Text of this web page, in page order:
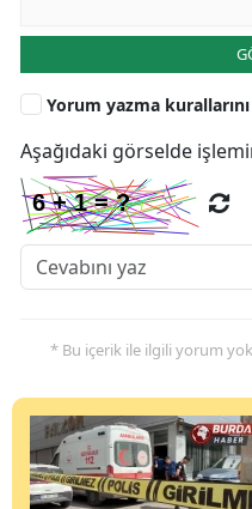
Yorum yazma kurallarını
Aşağıdaki görselde
* Bu içerik ile ilgili yorum